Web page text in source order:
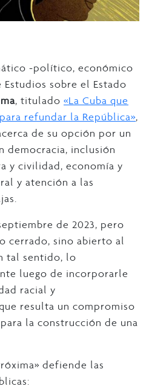
-político, económico
sobre el Estado
, titulado «La Cuba que
refundar la República»,
de su opción por un
democracia, inclusión
y civilidad, economía y
y atención a las
de 2023, pero
cerrado, sino abierto al
tal sentido, lo
luego de incorporarle
racial y
resulta un compromiso
la construcción de una
defiende las